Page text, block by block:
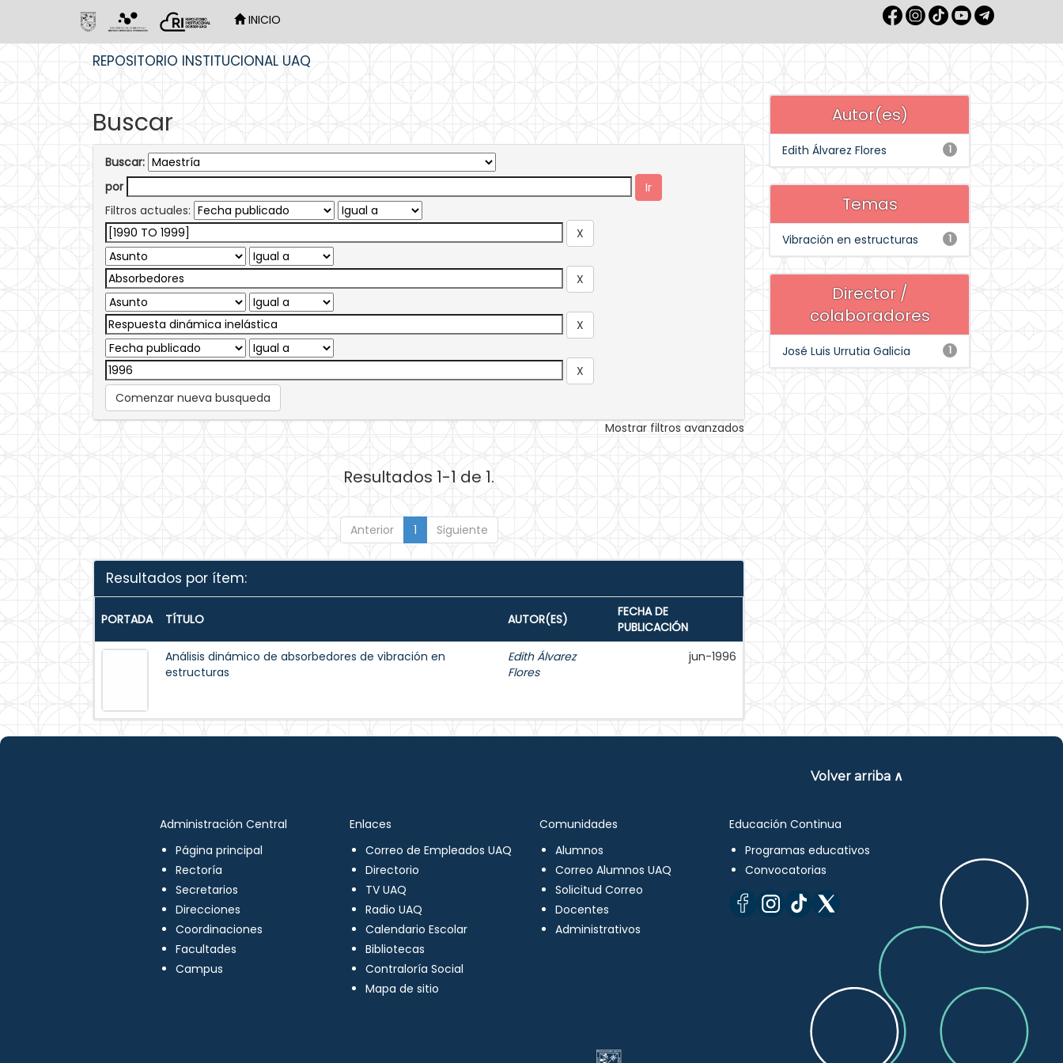
INICIO
REPOSITORIO INSTITUCIONAL UAQ
Buscar
Buscar:
por
Filtros actuales:
Comenzar nueva busqueda
Mostrar filtros avanzados
Resultados 1-1 de 1.
Anterior 1 Siguiente
Resultados por ítem:
PORTADA TÍTULO AUTOR(ES)
FECHA DE
PUBLICACIÓN
Análisis dinámico de absorbedores de vibración en
estructuras
Edith Álvarez
Flores
jun-1996
Autor(es)
1
Edith Álvarez Flores
Temas
1
Vibración en estructuras
Director /
colaboradores
1
José Luis Urrutia Galicia
Volver arriba ∧
Administración Central
Página principal
Rectoría
Secretarios
Direcciones
Coordinaciones
Facultades
Campus
Enlaces
Correo de Empleados UAQ
Directorio
TV UAQ
Radio UAQ
Calendario Escolar
Bibliotecas
Contraloría Social
Mapa de sitio
Comunidades
Alumnos
Correo Alumnos UAQ
Solicitud Correo
Docentes
Administrativos
Educación Continua
Programas educativos
Convocatorias